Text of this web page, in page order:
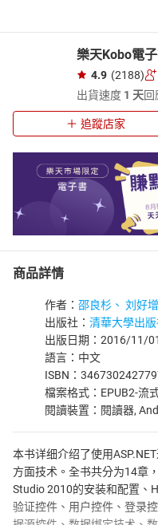
樂天Kobo電
4.9 (2188)
出貨速度 1 天回
追蹤店家
商品詳情
作者： 邵良杉、 刘好增
出版社： 清華大學出
出版日期：2016/11/01
語言：中文
ISBN：
檔案格式：EPUB2-流
閱讀裝置：閱讀器,
本书详细介绍了使用
方面技术。全书共分为14章
Studio 2010的安装和配置、
验证控件、用户控件、登录